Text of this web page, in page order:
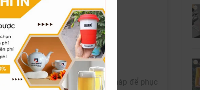
tulip
đế tròn không chỉ là một giải pháp để phục